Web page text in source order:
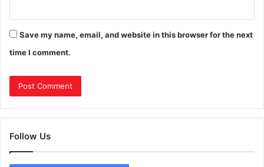
Save my name, email, and website in this browser for the next
time I comment.
Follow Us